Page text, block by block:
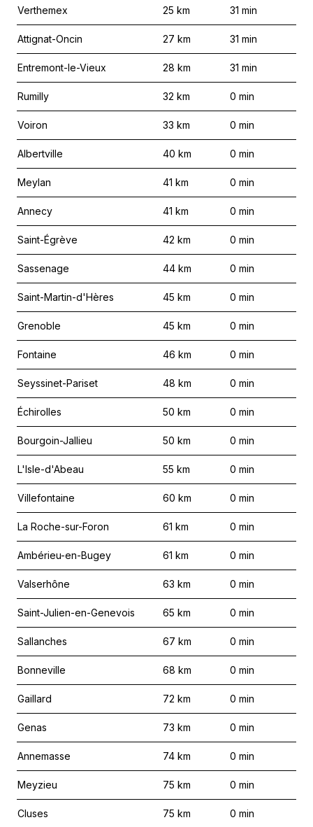
Verthemex 25 km 31 min
Attignat-Oncin 27 km 31 min
Entremont-le-Vieux 28 km 31 min
Rumilly 32 km 0 min
Voiron 33 km 0 min
Albertville 40 km 0 min
Meylan 41 km 0 min
Annecy 41 km 0 min
Saint-Égrève 42 km 0 min
Sassenage 44 km 0 min
Saint-Martin-d'Hères 45 km 0 min
Grenoble 45 km 0 min
Fontaine 46 km 0 min
Seyssinet-Pariset 48 km 0 min
Échirolles 50 km 0 min
Bourgoin-Jallieu 50 km 0 min
L'Isle-d'Abeau 55 km 0 min
Villefontaine 60 km 0 min
La Roche-sur-Foron 61 km 0 min
Ambérieu-en-Bugey 61 km 0 min
Valserhône 63 km 0 min
Saint-Julien-en-Genevois 65 km 0 min
Sallanches 67 km 0 min
Bonneville 68 km 0 min
Gaillard 72 km 0 min
Genas 73 km 0 min
Annemasse 74 km 0 min
Meyzieu 75 km 0 min
Cluses 75 km 0 min